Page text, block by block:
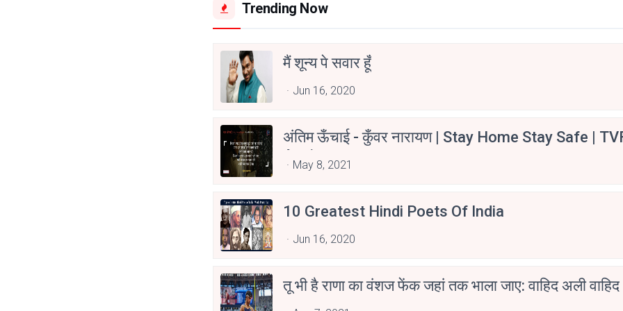
Trending Now
मैं शून्य पे सवार हूँ
Jun 16, 2020
अंतिम ऊँचाई - कुँवर नारायण | Stay Home Stay Safe |
Aspirants
May 8, 2021
10 Greatest Hindi Poets Of India
Jun 16, 2020
तू भी है राणा का वंशज फेंक जहां तक भाला जाए: वाहिद अली वाहिद